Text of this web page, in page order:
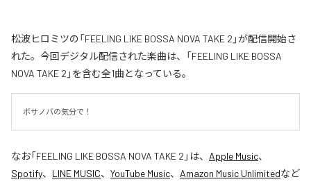
松波ヒロミツの「FEELING LIKE BOSSA NOVA TAKE 2」が配信開始さ
れた。今回デジタル配信された楽曲は、「FEELING LIKE BOSSA
NOVA TAKE 2」を含む全1曲となっている。
ボサノバの気分で！
なお「FEELING LIKE BOSSA NOVA TAKE 2 」は、 Apple Music、
Spotify、 LINE MUSIC、 YouTube Music、 Amazon Music Unlimitedなど